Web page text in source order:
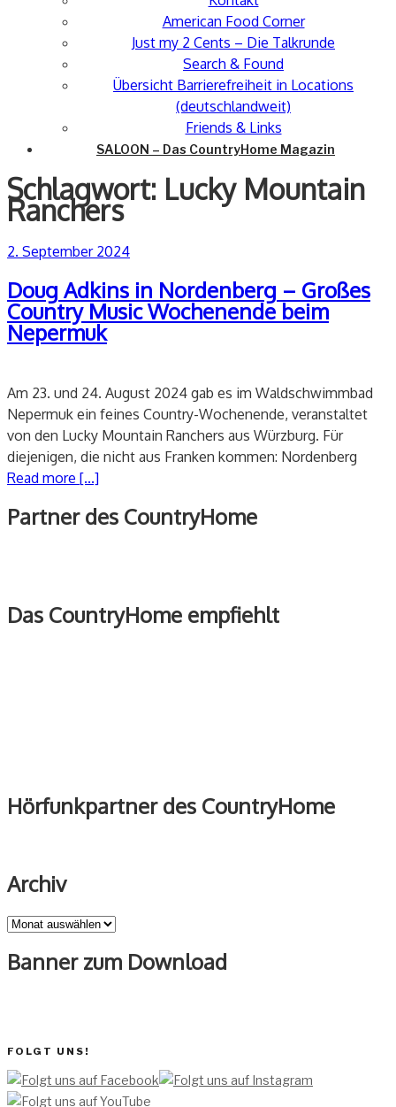
American Food Corner
Just my 2 Cents – Die Talkrunde
Search & Found
Übersicht Barrierefreiheit in Locations
(deutschlandweit)
Friends & Links
SALOON – Das CountryHome Magazin
Schlagwort: Lucky Mountain
Ranchers
Veröffentlicht
2. September 2024
Doug Adkins in Nordenberg – Großes
Country Music Wochenende beim
Nepermuk
Am 23. und 24. August 2024 gab es im Waldschwimmbad
Nepermuk ein feines Country-Wochenende, veranstaltet
von den Lucky Mountain Ranchers aus Würzburg. Für
diejenigen, die nicht aus Franken kommen: Nordenberg
Read more [...]
Partner des CountryHome
Das CountryHome empfiehlt
Hörfunkpartner des CountryHome
Archiv
Archiv
Banner zum Download
FOLGT UNS!